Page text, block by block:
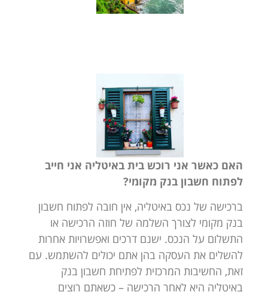
האם כאשר אני רוכש בית באיטליה אני חייב
לפתוח חשבון בנק מקומי?
ברכישה של נכס באיטליה, אין חובה לפתוח חשבון
בנק מקומי לצורך השלמה של חוזה הרכישה או
התשלום על הנכס. ישנם דרכים ואפשרויות אחרות
להשלים את העסקה בהן אתם יכולים להשתמש. עם
זאת, החשיבות המרכזית לפתיחת חשבון בנק
באיטליה היא לאחר הרכישה – כשאתם רוצים